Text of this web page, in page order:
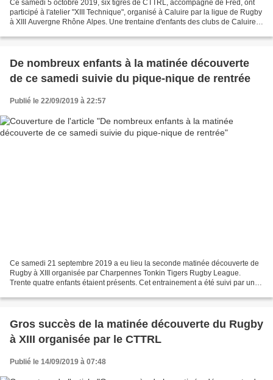
Ce samedi 5 octobre 2019, six tigres de CTTRL, accompagné de Fred, ont
participé à l'atelier "XIII Technique", organisé à Caluire par la ligue de Rugby
à XIII Auvergne Rhône Alpes. Une trentaine d'enfants des clubs de Caluire
De nombreux enfants à la matinée découverte
de ce samedi suivie du pique-nique de rentrée
Publié le 22/09/2019 à 22:57
Ce samedi 21 septembre 2019 a eu lieu la seconde matinée découverte de
Rugby à XIII organisée par Charpennes Tonkin Tigers Rugby League.
Trente quatre enfants étaient présents. Cet entrainement a été suivi par un
Gros succès de la matinée découverte du Rugby
à XIII organisée par le CTTRL
Publié le 14/09/2019 à 07:48